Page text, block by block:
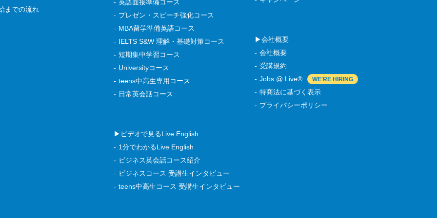
までの流れ
英語面接準備コース
プレゼン・スピーチ強化コース
MBA留学準備英語コース
IELTS S&W 理解・基礎対策コース
短期集中学習コース
Universityコース
teens中高生専用コース
日常英会話コース
▶ビデオで見るLive English
1分でわかるLive English
ビジネス英会話コース紹介
ビジネスコース 受講生インタビュー
teens中高生コース 受講生インタビュー
▶会社概要
会社概要
受講規約
Jobs @ Live®
特商法に基づく表示
プライバシーポリシー